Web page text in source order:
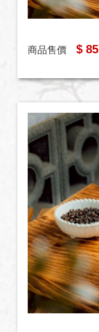
商品售價 $ 85